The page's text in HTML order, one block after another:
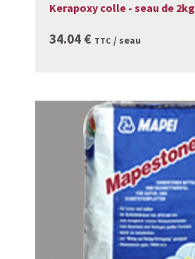
Kerapoxy colle - seau de 2kg
34.04 € TTC / seau